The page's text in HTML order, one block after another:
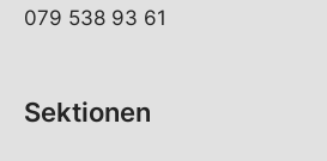
079 538 93 61
Sektionen